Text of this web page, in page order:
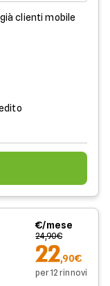
clienti mobile
€/mese
24,90€
22,90€
per 12 rinnovi